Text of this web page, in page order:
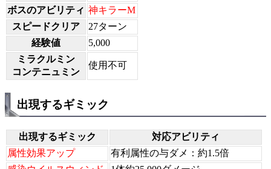
ボスのアビリティ 神キラーM
スピードクリア
27ターン
経験値
5,000
ミラクルミン
コンテニュミン
使用不可
出現するギミック
出現するギミック
対応アビリティ
属性効果アップ
有利属性の与ダメ：約1.5倍